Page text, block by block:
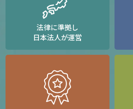
法律に準拠し
日本法人が運営